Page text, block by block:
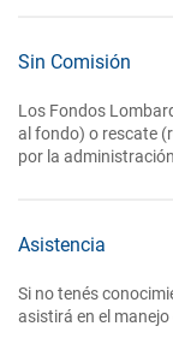
Sin Comisión
Los Fondos
al fondo) o rescate
por la
Asistencia
Si no tenés
asistirá en el